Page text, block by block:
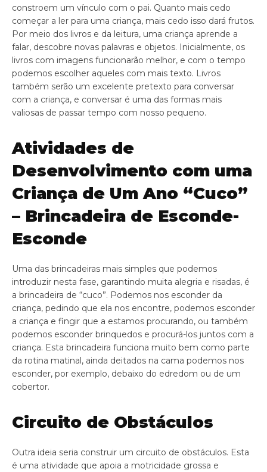
constroem um vínculo com o pai. Quanto mais cedo
começar a ler para uma criança, mais cedo isso dará frutos.
Por meio dos livros e da leitura, uma criança aprende a
falar, descobre novas palavras e objetos. Inicialmente, os
livros com imagens funcionarão melhor, e com o tempo
podemos escolher aqueles com mais texto. Livros
também serão um excelente pretexto para conversar
com a criança, e conversar é uma das formas mais
valiosas de passar tempo com nosso pequeno.
Atividades de
Desenvolvimento com uma
Criança de Um Ano “Cuco”
– Brincadeira de Esconde-
Esconde
Uma das brincadeiras mais simples que podemos
introduzir nesta fase, garantindo muita alegria e risadas, é
a brincadeira de “cuco”. Podemos nos esconder da
criança, pedindo que ela nos encontre, podemos esconder
a criança e fingir que a estamos procurando, ou também
podemos esconder brinquedos e procurá-los juntos com a
criança. Esta brincadeira funciona muito bem como parte
da rotina matinal, ainda deitados na cama podemos nos
esconder, por exemplo, debaixo do edredom ou de um
cobertor.
Circuito de Obstáculos
Outra ideia seria construir um circuito de obstáculos. Esta
é uma atividade que apoia a motricidade grossa e